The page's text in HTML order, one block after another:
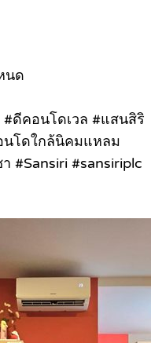
นด
ดีคอนโดเวล #แสนสิริ
นโดใกล้นิคมแหลม
#Sansiri #sansiriplc